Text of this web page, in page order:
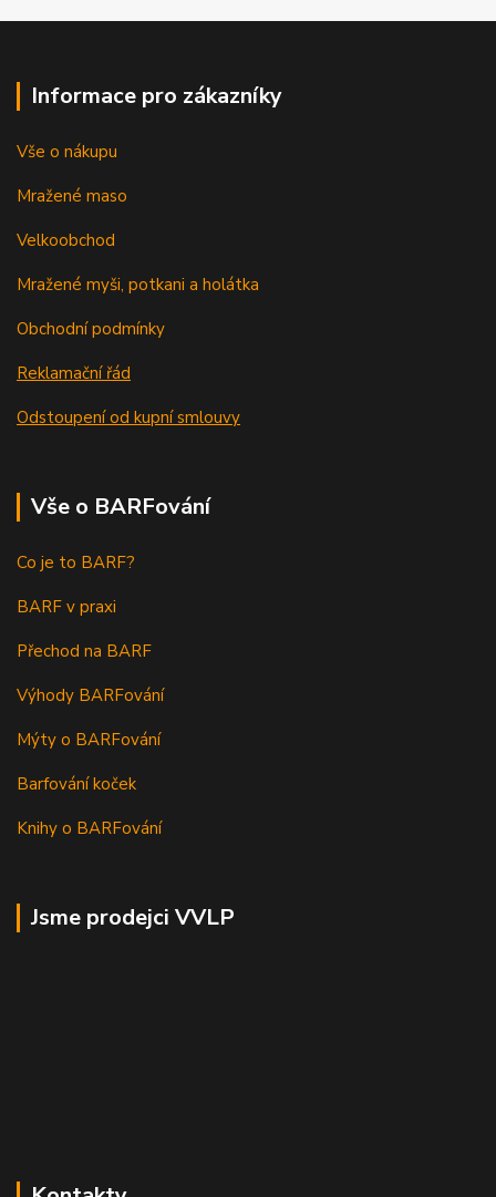
Informace pro zákazníky
Vše o nákupu
Mražené maso
Velkoobchod
Mražené myši, potkani a holátka
Obchodní podmínky
Reklamační řád
Odstoupení od kupní smlouvy
Vše o BARFování
Co je to BARF?
BARF v praxi
Přechod na BARF
Výhody BARFování
Mýty o BARFování
Barfování koček
Knihy o BARFování
Jsme prodejci VVLP